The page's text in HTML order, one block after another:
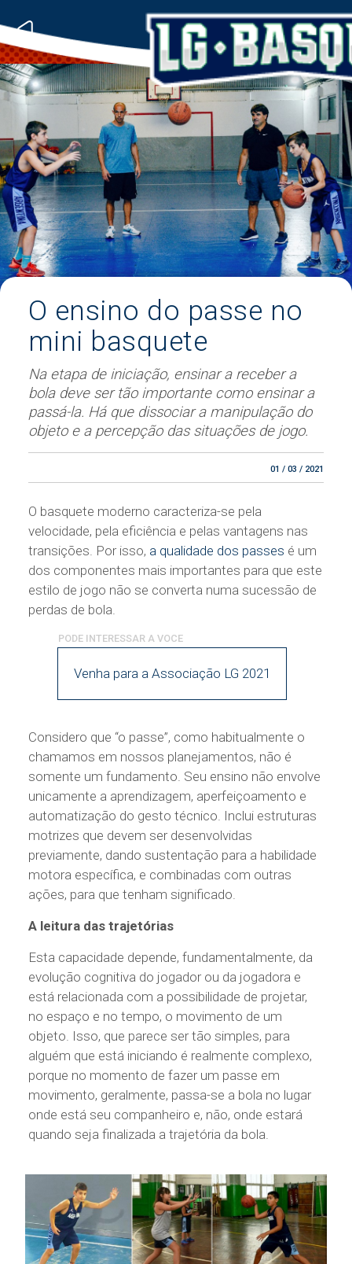
O ensino do passe no
mini basquete
Na etapa de iniciação, ensinar a receber a
bola deve ser tão importante como ensinar a
passá-la. Há que dissociar a manipulação do
objeto e a percepção das situações de jogo.
01 / 03 / 2021
O basquete moderno caracteriza-se pela
velocidade, pela eficiência e pelas vantagens nas
transições. Por isso, a qualidade dos passes é um
dos componentes mais importantes para que este
estilo de jogo não se converta numa sucessão de
perdas de bola.
Venha para a Associação LG 2021
Considero que “o passe”, como habitualmente o
chamamos em nossos planejamentos, não é
somente um fundamento. Seu ensino não envolve
unicamente a aprendizagem, aperfeiçoamento e
automatização do gesto técnico. Inclui estruturas
motrizes que devem ser desenvolvidas
previamente, dando sustentação para a habilidade
motora específica, e combinadas com outras
ações, para que tenham significado.
A leitura das trajetórias
Esta capacidade depende, fundamentalmente, da
evolução cognitiva do jogador ou da jogadora e
está relacionada com a possibilidade de projetar,
no espaço e no tempo, o movimento de um
objeto. Isso, que parece ser tão simples, para
alguém que está iniciando é realmente complexo,
porque no momento de fazer um passe em
movimento, geralmente, passa-se a bola no lugar
onde está seu companheiro e, não, onde estará
quando seja finalizada a trajetória da bola.